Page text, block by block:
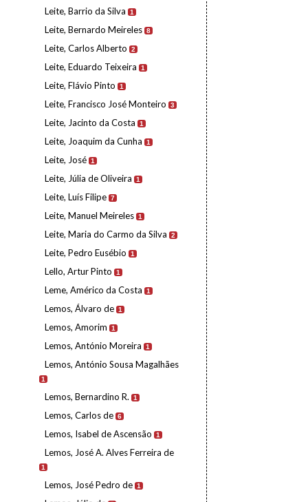
Leite, Barrio da Silva 1
Leite, Bernardo Meireles 8
Leite, Carlos Alberto 2
Leite, Eduardo Teixeira 1
Leite, Flávio Pinto 1
Leite, Francisco José Monteiro 3
Leite, Jacinto da Costa 1
Leite, Joaquim da Cunha 1
Leite, José 1
Leite, Júlia de Oliveira 1
Leite, Luís Filipe 7
Leite, Manuel Meireles 1
Leite, Maria do Carmo da Silva 2
Leite, Pedro Eusébio 1
Lello, Artur Pinto 1
Leme, Américo da Costa 1
Lemos, Álvaro de 1
Lemos, Amorim 1
Lemos, António Moreira 1
Lemos, António Sousa Magalhães
1
Lemos, Bernardino R. 1
Lemos, Carlos de 6
Lemos, Isabel de Ascensão 1
Lemos, José A. Alves Ferreira de
1
Lemos, José Pedro de 1